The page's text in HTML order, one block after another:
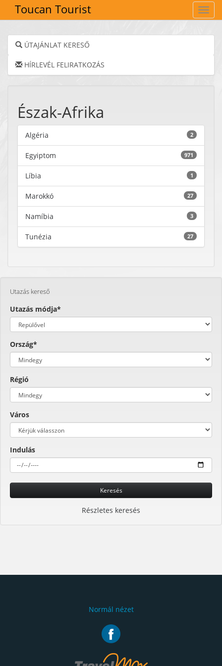
Toucan Tourist
ÚTAJÁNLAT KERESŐ
HÍRLEVÉL FELIRATKOZÁS
Észak-Afrika
2
Algéria
971
Egyiptom
1
Líbia
27
Marokkó
3
Namíbia
27
Tunézia
Utazás kereső
Utazás módja*
Ország*
Régió
Város
Indulás
Keresés
Részletes keresés
Normál nézet